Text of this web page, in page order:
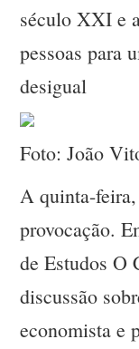
século XXI e
pessoas para
desigual
Foto: João
A quinta-
provocação.
de Estudos O
discussão
economista e